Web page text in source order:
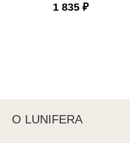
1 835 ₽
О LUNIFERA